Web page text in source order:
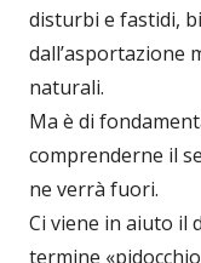
disturbi e fastidi,
dall’asportazione
naturali.
Ma è di
comprenderne il
ne verrà fuori.
Ci viene in aiuto il
termine